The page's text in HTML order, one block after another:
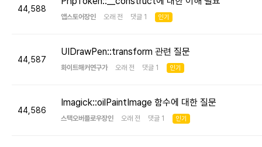
44,588
앱스토어장인 오래 전 댓글 1 인기
44,587
UIDrawPen::transform 관련 질문
화이트해커연구가 오래 전 댓글 1 인기
44,586
Imagick::oilPaintImage 함수에 대한 질문
스택오버플로우장인 오래 전 댓글 1 인기